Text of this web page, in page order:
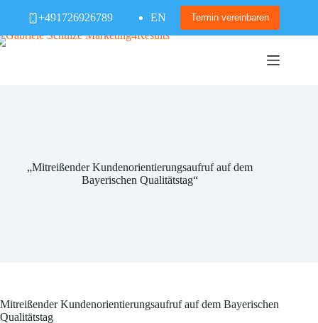
+491726926789 EN Termin vereinbaren
„Mitreißender Kundenorientierungsaufruf auf dem
Bayerischen Qualitätstag“
Mitreißender Kundenorientierungsaufruf auf dem Bayerischen
Qualitätstag